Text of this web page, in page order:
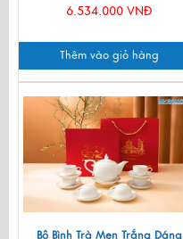
6.534.000 VNĐ
Thêm vào giỏ hàng
Bộ Bình Trà Men Trắng Dáng